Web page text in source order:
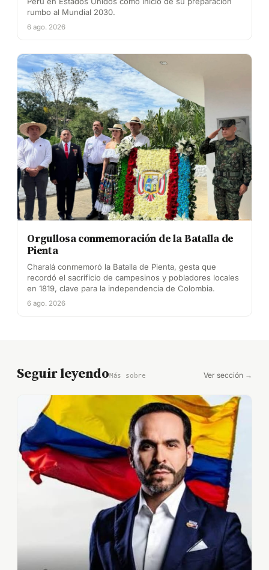
rumbo al Mundial 2030.
6 ago. 2026
Orgullosa conmemoración de la Batalla de
Pienta
Charalá conmemoró la Batalla de Pienta, gesta que
recordó el sacrificio de campesinos y pobladores locales
en 1819, clave para la independencia de Colombia.
6 ago. 2026
Seguir leyendoMás sobre Ver sección →